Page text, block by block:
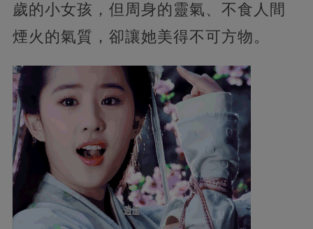
歲的小女孩，但周身的靈氣、不食人間
煙火的氣質，卻讓她美得不可方物。